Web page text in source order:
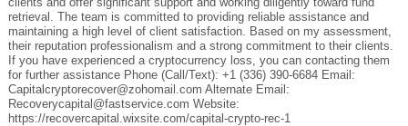
retrieval. The team is committed to providing reliable assistance and
maintaining a high level of client satisfaction. Based on my assessment,
their reputation professionalism and a strong commitment to their clients.
If you have experienced a cryptocurrency loss, you can contacting them
for further assistance Phone (Call/Text): +1 (336) 390-6684 Email:
Capitalcryptorecover@zohomail.com Alternate Email:
Recoverycapital@fastservice.com Website:
https://recovercapital.wixsite.com/capital-crypto-rec-1